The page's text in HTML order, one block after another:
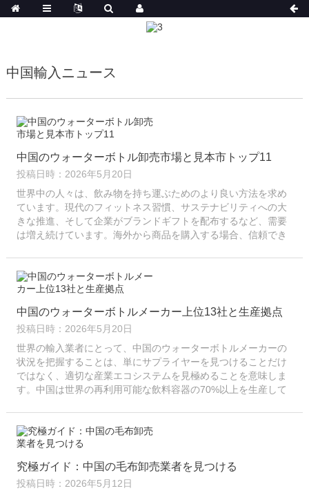
中国輸入ニュース
中国のウォーターボトル卸売市場と見本市トップ11
投稿日時：2026年5月20日
世界中の人々は、飲み物を持ち運ぶためのより良い方法を求め
ています。現代のフィットネス習慣、サステナビリティへの大
きな推進、そして企業がブランドギフトを配布するなど、需要
は増え続けています。海外から商品を購入する場合、信頼でき
中国のウォーターボトルメーカー上位13社と生産拠点
投稿日時：2026年5月20日
世界の輸入業者にとって、中国のウォーターボトルメーカーの
状況を把握することは、単にサプライヤーを見つけることだけ
ではなく、適切な産業エコシステムを見極めることを意味しま
す。中国は世界の再利用可能な飲料容器の70%以上を生産して
究極ガイド：中国の毛布卸売業者を見つける
投稿日時：2026年5月12日